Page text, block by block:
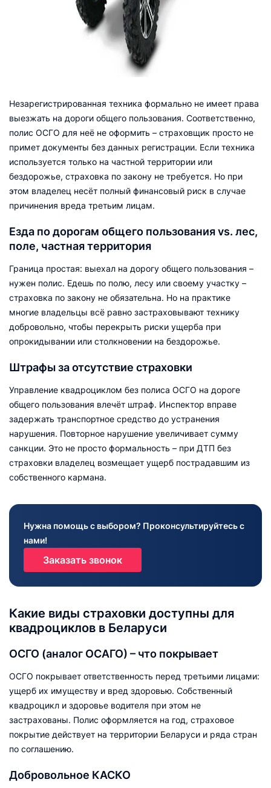
Незарегистрированная техника формально не имеет права
выезжать на дороги общего пользования. Соответственно,
полис ОСГО для неё не оформить – страховщик просто не
примет документы без данных регистрации. Если техника
используется только на частной территории или
бездорожье, страховка по закону не требуется. Но при
этом владелец несёт полный финансовый риск в случае
причинения вреда третьим лицам.
Езда по дорогам общего пользования vs. лес,
поле, частная территория
Граница простая: выехал на дорогу общего пользования –
нужен полис. Едешь по полю, лесу или своему участку –
страховка по закону не обязательна. Но на практике
многие владельцы всё равно застраховывают технику
добровольно, чтобы перекрыть риски ущерба при
опрокидывании или столкновении на бездорожье.
Штрафы за отсутствие страховки
Управление квадроциклом без полиса ОСГО на дороге
общего пользования влечёт штраф. Инспектор вправе
задержать транспортное средство до устранения
нарушения. Повторное нарушение увеличивает сумму
санкции. Это не просто формальность – при ДТП без
страховки владелец возмещает ущерб пострадавшим из
собственного кармана.
Нужна помощь с выбором? Проконсультируйтесь с
нами!
Заказать звонок
Какие виды страховки доступны для
квадроциклов в Беларуси
ОСГО (аналог ОСАГО) – что покрывает
ОСГО покрывает ответственность перед третьими лицами:
ущерб их имуществу и вред здоровью. Собственный
квадроцикл и здоровье водителя при этом не
застрахованы. Полис оформляется на год, страховое
покрытие действует на территории Беларуси и ряда стран
по соглашению.
Добровольное КАСКО